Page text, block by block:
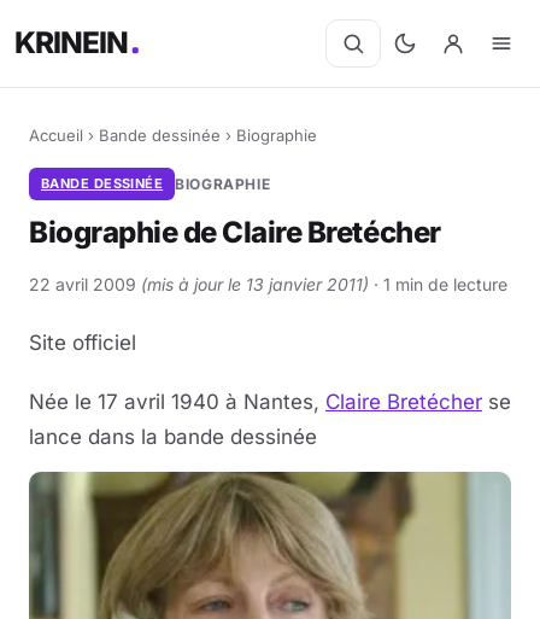
KRINEIN
Accueil › Bande dessinée › Biographie
BANDE DESSINÉE BIOGRAPHIE
Biographie de Claire Bretécher
22 avril 2009 (mis à jour le 13 janvier 2011) · 1 min de lecture
Site officiel
Née le 17 avril 1940 à Nantes, Claire Bretécher se
lance dans la bande dessinée